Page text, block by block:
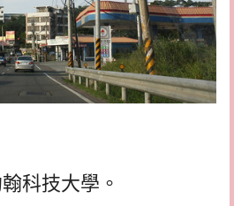
科技大學。